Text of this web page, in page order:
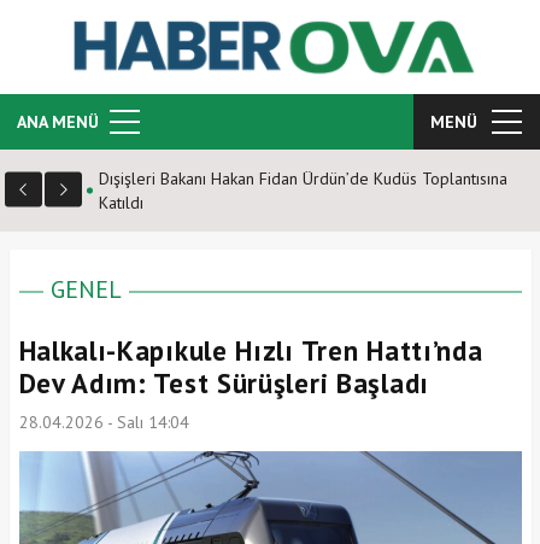
ANA MENÜ MENÜ
Dışişleri Bakanı Hakan Fidan Ürdün’de Kudüs Toplantısına
Katıldı
GENEL
Halkalı-Kapıkule Hızlı Tren Hattı’nda
Dev Adım: Test Sürüşleri Başladı
28.04.2026 - Salı 14:04